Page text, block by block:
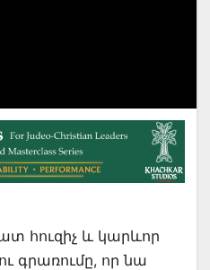
հուզիչ և կարևոր
գրառումը, որ նա